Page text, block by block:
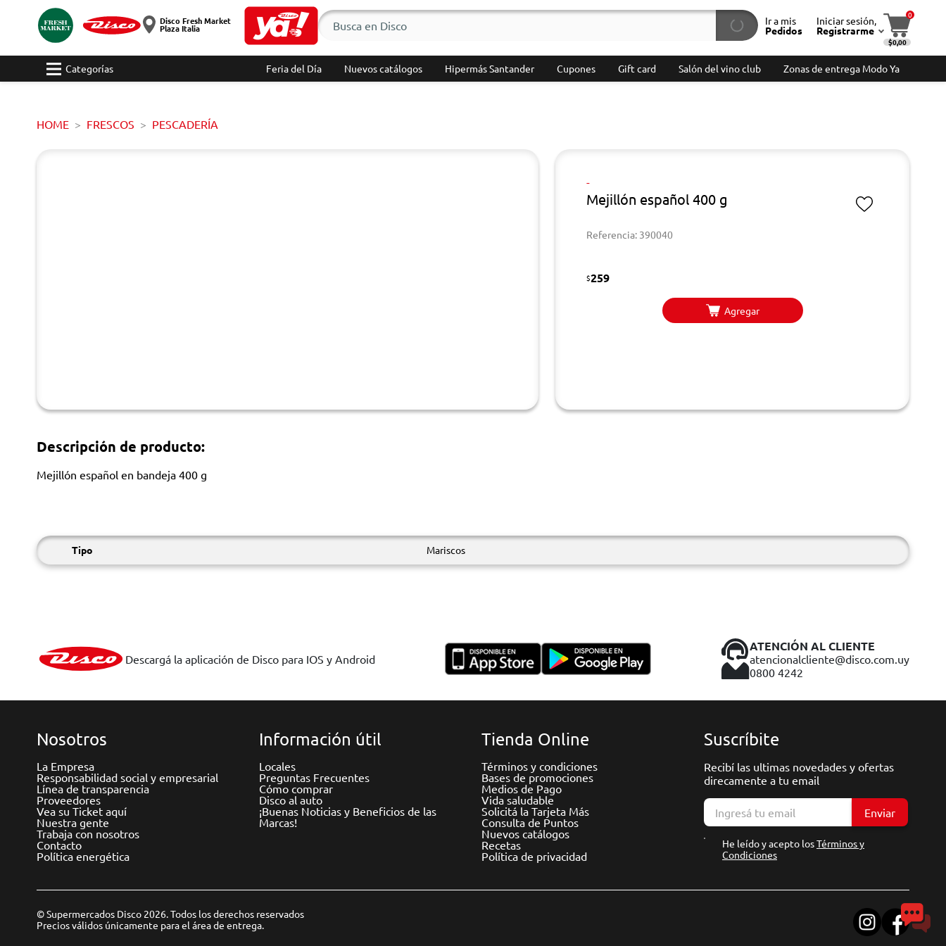
Disco Fresh Market
Plaza Italia
Ir a mis
Pedidos
Iniciar sesión,
Registrarme
0
$0,00
Categorías Feria del Día Nuevos catálogos Hipermás Santander Cupones Gift card Salón del vino club Zonas de entrega Modo Ya
HOME FRESCOS PESCADERÍA
-
Mejillón español 400 g
Referencia: 390040
$259
Agregar
Descripción de producto:
Mejillón español en bandeja 400 g
Tipo Mariscos
Descargá la aplicación de Disco para IOS y Android
ATENCIÓN AL CLIENTE
atencionalcliente@disco.com.uy
0800 4242
Nosotros
La Empresa
Responsabilidad social y empresarial
Línea de transparencia
Proveedores
Vea su Ticket aquí
Nuestra gente
Trabaja con nosotros
Contacto
Política energética
Información útil
Locales
Preguntas Frecuentes
Cómo comprar
Disco al auto
¡Buenas Noticias y Beneficios de las
Marcas!
Tienda Online
Términos y condiciones
Bases de promociones
Medios de Pago
Vida saludable
Solicitá la Tarjeta Más
Consulta de Puntos
Nuevos catálogos
Recetas
Política de privacidad
Suscríbite
Recibí las ultimas novedades y ofertas
direcamente a tu email
Enviar
He leído y acepto losTérminos y
Condiciones
© Supermercados Disco 2026. Todos los derechos reservados
Precios válidos únicamente para el área de entrega.